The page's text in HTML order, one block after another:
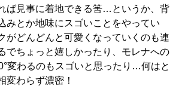
ば見事に着地できる筈…というか、背
みとか地味にスゴいことをやってい
がどんどんと可愛くなっていくのも連
でちょっと嬉しかったり、モレナへの
変わるのもスゴいと思ったり…何はと
変わらず濃密！